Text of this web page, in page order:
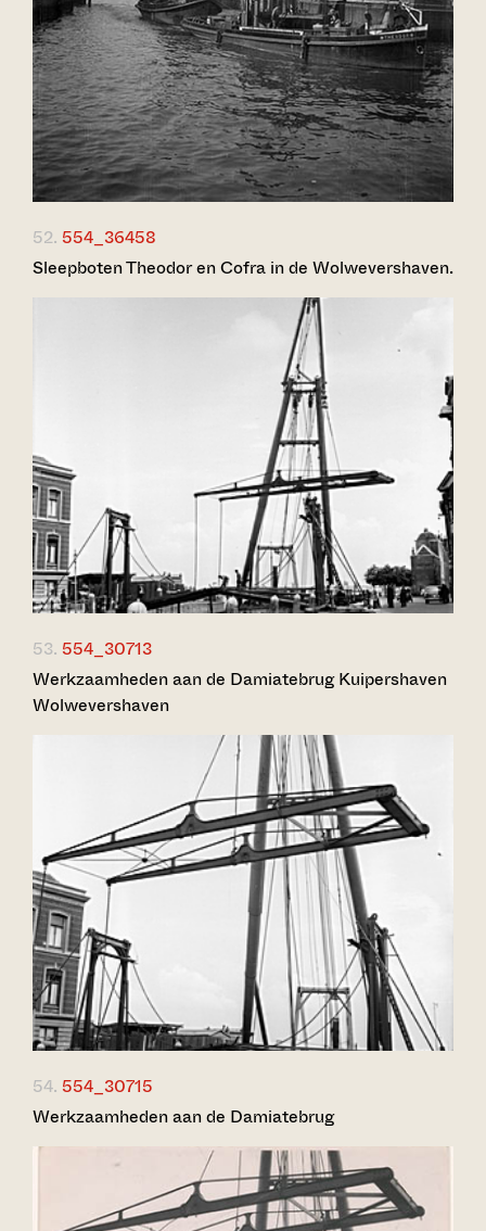
52. 554_36458
Sleepboten Theodor en Cofra in de Wolwevershaven.
53. 554_30713
Werkzaamheden aan de Damiatebrug Kuipershaven
Wolwevershaven
54. 554_30715
Werkzaamheden aan de Damiatebrug